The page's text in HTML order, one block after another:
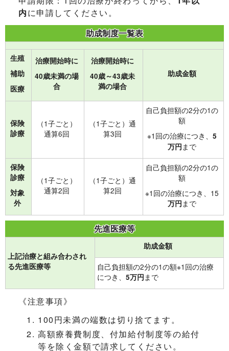
内に申請してください。
助成制度一覧表
生殖
補助
医療
治療開始時に
40歳未満の場
合
治療開始時に
40歳～43歳未
満の場合
助成金額
保険
診療
（1子ごと）
通算6回
（1子ごと）通
算3回
自己負担額の2分の1の
額
※1回の治療につき、 5
万円まで
保険
診療
対象
外
（1子ごと）
通算2回
（1子ごと）通
算2回
自己負担額の2分の1の
額
※1回の治療につき、15
万円まで
先進医療等
上記治療と組み合わされ
る先進医療等
助成金額
自己負担額の2分の1の額※1回の治療
につき、 5万円まで
《注意事項》
100円未満の端数は切り捨てます。
高額療養費制度、付加給付制度等の給付
等を除く金額で請求してください。